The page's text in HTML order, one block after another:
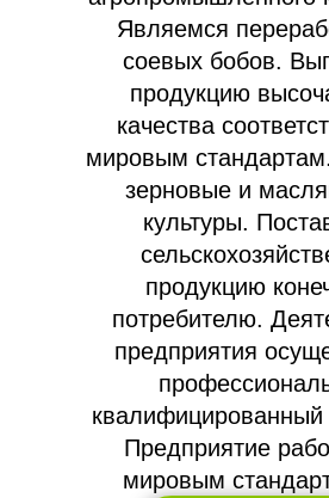
Являемся
соевых бобов.
продукцию
качества
мировым
зерновые и
культуры.
продукцию
потребителю.
предприятия
квалифицированный
Предприятие
мировым